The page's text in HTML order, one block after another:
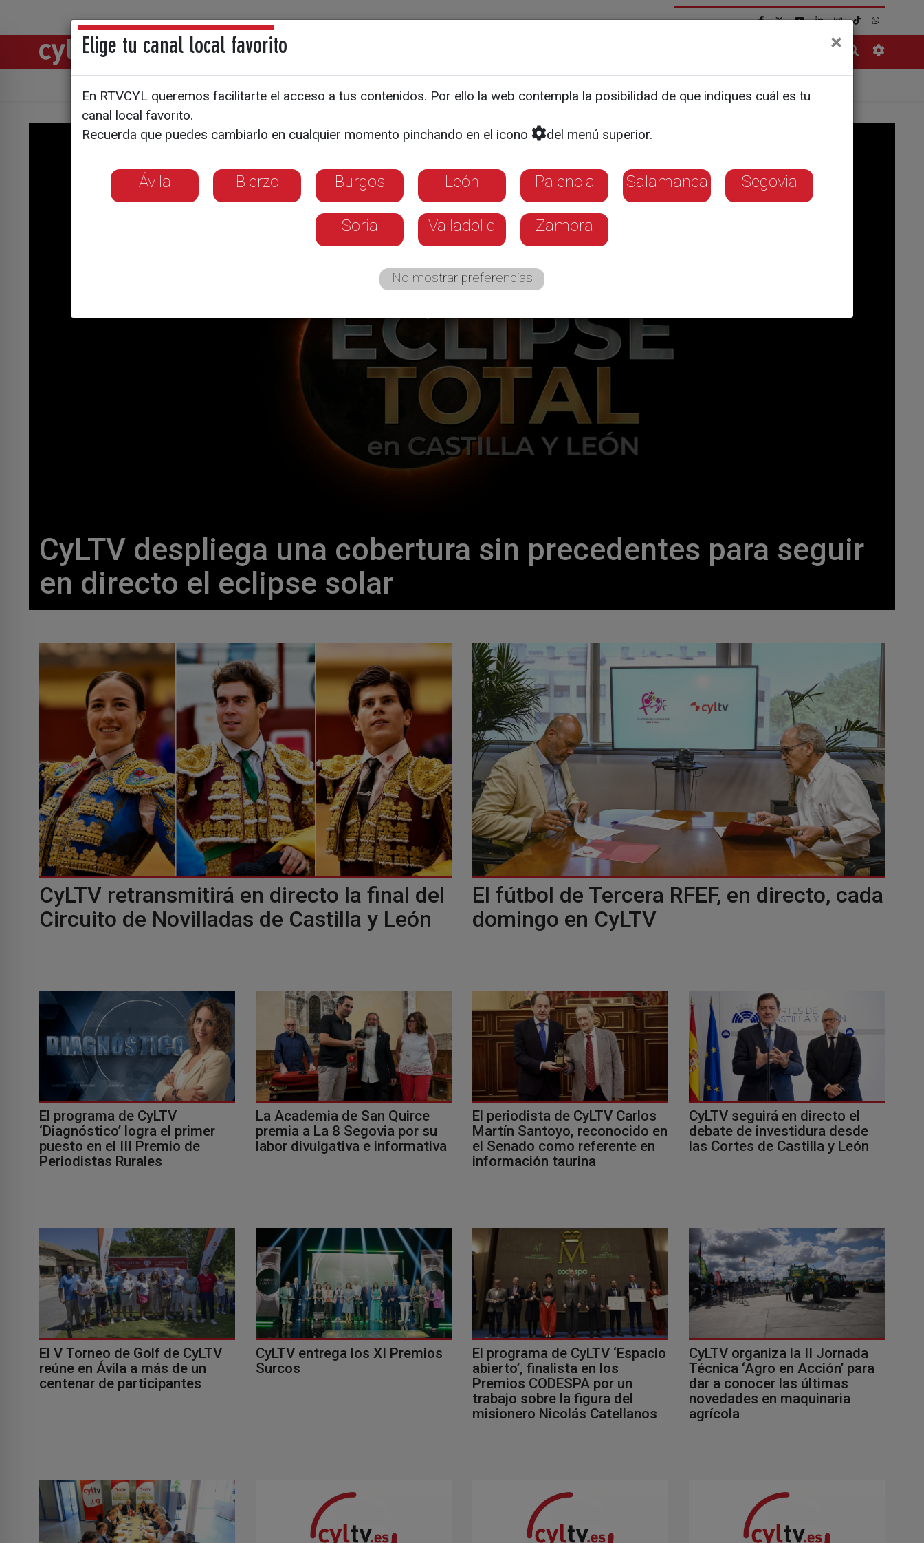
Directos Noticias
CyLTV despliega una cobertura sin precedentes para seguir
en directo el eclipse solar
CyLTV retransmitirá en directo la final del
Circuito de Novilladas de Castilla y León
El fútbol de Tercera RFEF, en directo, cada
domingo en CyLTV
El programa de CyLTV
‘Diagnóstico’ logra el primer
puesto en el III Premio de
Periodistas Rurales
La Academia de San Quirce
premia a La 8 Segovia por su
labor divulgativa e informativa
El periodista de CyLTV Carlos
Martín Santoyo, reconocido en
el Senado como referente en
información taurina
CyLTV seguirá en directo el
debate de investidura desde
las Cortes de Castilla y León
El V Torneo de Golf de CyLTV
reúne en Ávila a más de un
centenar de participantes
CyLTV entrega los XI Premios
Surcos
El programa de CyLTV ‘Espacio
abierto’, finalista en los
Premios CODESPA por un
trabajo sobre la figura del
misionero Nicolás Catellanos
CyLTV organiza la II Jornada
Técnica ‘Agro en Acción’ para
dar a conocer las últimas
novedades en maquinaria
agrícola
Elige tu canal local favorito ×
En RTVCYL queremos facilitarte el acceso a tus contenidos. Por ello la web contempla la posibilidad de que indiques cuál es tu
canal local favorito.
Recuerda que puedes cambiarlo en cualquier momento pinchando en el icono
del menú superior.
Ávila Bierzo Burgos León Palencia Salamanca Segovia
Soria Valladolid Zamora
No mostrar preferencias